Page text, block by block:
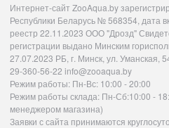
Интернет-сайт ZooAqua.by
Республики Беларусь № 568354, дата
реестр 22.11.2023 ООО "Дрозд"
регистрации выдано Минским
27.07.2023 РБ, г. Минск, ул. Уманская,
29-360-56-22 info@zooaqua.by
Режим работы: Пн-Вс: 10:00 - 20:00
Режим работы склада: Пн-Сб:10:00 -
менеджером магазина)
Заявки с сайта принимаются